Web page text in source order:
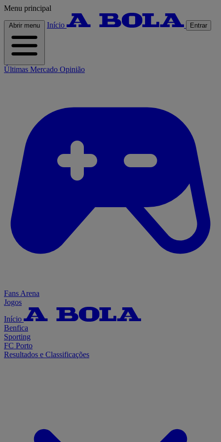
Menu principal
Abrir menu Início Entrar
Últimas Mercado Opinião
Fans Arena
Jogos
Início
Benfica
Sporting
FC Porto
Resultados e Classificações